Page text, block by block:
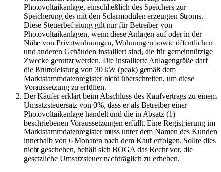
Photovoltaikanlage, einschließlich des Speichers zur
Speicherung des mit den Solarmodulen erzeugten Stroms.
Diese Steuerbefreiung gilt nur für Betreiber von
Photovoltaikanlagen, wenn diese Anlagen auf oder in der
Nähe von Privatwohnungen, Wohnungen sowie öffentlichen
und anderen Gebäuden installiert sind, die für gemeinnützige
Zwecke genutzt werden. Die installierte Anlagengröße darf
die Bruttoleistung von 30 kW (peak) gemäß dem
Marktstammdatenregister nicht überschreiten, um diese
Voraussetzung zu erfüllen.
Der Käufer erklärt beim Abschluss des Kaufvertrags zu einem
Umsatzsteuersatz von 0%, dass er als Betreiber einer
Photovoltaikanlage handelt und die in Absatz (1)
beschriebenen Voraussetzungen erfüllt. Eine Registrierung im
Marktstammdatenregister muss unter dem Namen des Kunden
innerhalb von 6 Monaten nach dem Kauf erfolgen. Sollte dies
nicht geschehen, behält sich BOGA das Recht vor, die
gesetzliche Umsatzsteuer nachträglich zu erheben.